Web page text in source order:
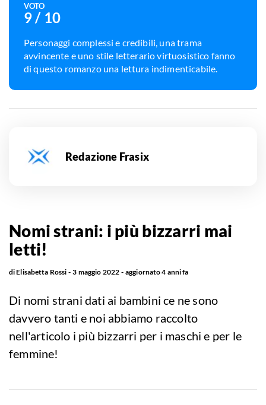
VOTO
9 / 10
Personaggi complessi e credibili, una trama
avvincente e uno stile letterario virtuosistico fanno
di questo romanzo una lettura indimenticabile.
Redazione Frasix
Nomi strani: i più bizzarri mai
letti!
diElisabetta Rossi 3 maggio 2022 aggiornato4 anni fa
Di nomi strani dati ai bambini ce ne sono
davvero tanti e noi abbiamo raccolto
nell'articolo i più bizzarri per i maschi e per le
femmine!